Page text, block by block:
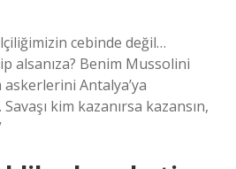
cebinde değil…
alsanıza? Benim Mussolini
Antalya’ya
Savaşı kim kazanırsa kazansın,